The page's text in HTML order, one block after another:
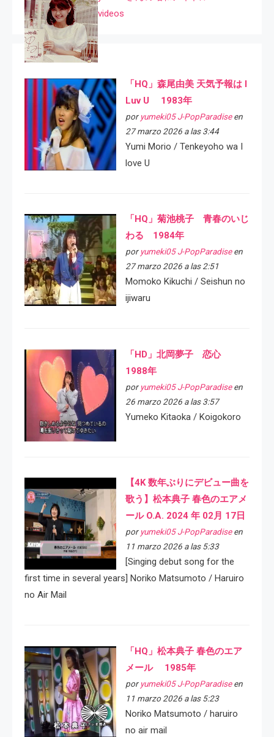
videos
「HQ」森尾由美 天気予報は I
Luv U 1983年
por yumeki05 J-PopParadiseen
27 marzo 2026 a las 3:44
Yumi Morio / Tenkeyoho wa I
love U
「HQ」菊池桃子 青春のいじ
わる 1984年
por yumeki05 J-PopParadiseen
27 marzo 2026 a las 2:51
Momoko Kikuchi / Seishun no
ijiwaru
「HD」北岡夢子 恋心
1988年
por yumeki05 J-PopParadiseen
26 marzo 2026 a las 3:57
Yumeko Kitaoka / Koigokoro
【4K 数年ぶりにデビュー曲を
歌う】松本典子 春色のエアメ
ール O.A. 2024 年 02月 17日
por yumeki05 J-PopParadiseen
11 marzo 2026 a las 5:33
[Singing debut song for the
first time in several years] Noriko Matsumoto / Haruiro
no Air Mail
「HQ」松本典子 春色のエア
メール 1985年
por yumeki05 J-PopParadiseen
11 marzo 2026 a las 5:23
Noriko Matsumoto / haruiro
no air mail